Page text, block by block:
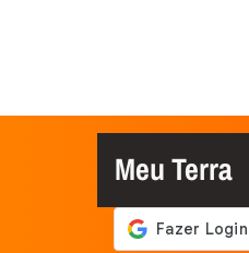
Meu Terra